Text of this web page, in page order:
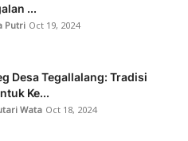
...
Putri Oct 19, 2024
Desa Tegallalang: Tradisi
Ke...
Wata Oct 18, 2024